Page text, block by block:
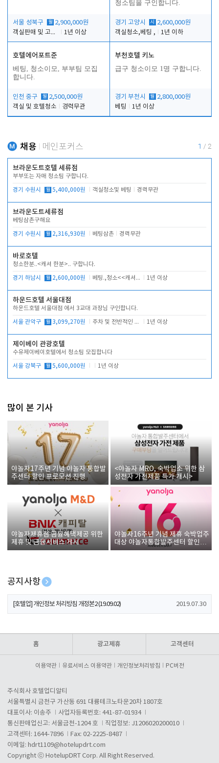
서울 성북구 월 2,900,000원
객실판매 및 고객응대
1년 이상
청소팀을 구인합니다.
경기 고양시 시
2,600,000원
객실청소,베팅 ,
1년 이하
호텔에어포트준
베팅, 청소이모, 부부팀 모집
합니다.
인천 중구 월 2,500,000원
객실 및 호텔청소
경력무관
부천호텔 키노
급구 청소이모 1명 구합니다.
경기 부천시 월 2,800,000원
베팅
1년 이상
채용 메인포커스 1 / 2
브라운도트호텔 세류점
부부또는 자매 청소팀 구합니다.
경기 수원시 월 5,400,000원 객실청소및 베팅 경력무관
브라운도트세류점
베팅삼촌구해요
경기 수원시 월 2,316,930원 베팅삼촌 경력무관
바로호텔
청소한분..<캐셔 한분>.. 구합니다.
경기 하남시 월 2,600,000원 베팅.,청소<<캐셔 모셔봅니다. 1년 이상
하운드호텔 서울대점
하운드호텔 서울대점 에서 3교대 과장님 구인합니다.
서울 관악구 월 3,099,270원 주차 및 전반적인 당번업무 1년 이상
제이베이 관광호텔
수유제이베이호텔에서 청소팀 모집합니다
서울 강북구 월 5,600,000원 1년 이상
많이 본 기사
야놀자17주년 기념 야놀자 통합발
주센터 할인 프로모션 진행
<야놀자 MRO, 숙박업소 위한 삼
성전자 가전제품 특가 개시>
야놀자제휴점 금융혜택제공 위한
제휴 및 금융서비스 게시
야놀자16주년 기념 제휴 숙박업주
대상 야놀자통합발주센터 할인쿠
폰 증정
공지사항
[호텔업] 유료서비스 이용약관 개정본2 (19.09.02)
[호텔업] 개인정보 처리방침 개정본2 (19.09.02) 2019.07.30
홈 광고제휴 고객센터
이용약관 유료서비스 이용약관 개인정보처리방침 PC버전
주식회사 호텔업디알티
서울특별시 금천구 가산동 691 대륭테크노타운20차 1807호
대표이사: 이송주
사업자등록번호: 441-87-01934
통신판매업신고: 서울금천-1204 호
직업정보: J1206020200010
고객센터: 1644-7896
Fax: 02-2225-8487
이메일: hdrt1109@hotelupdrt.com
Copyright ⓒ HotelupDRT Corp. All Right Reserved.